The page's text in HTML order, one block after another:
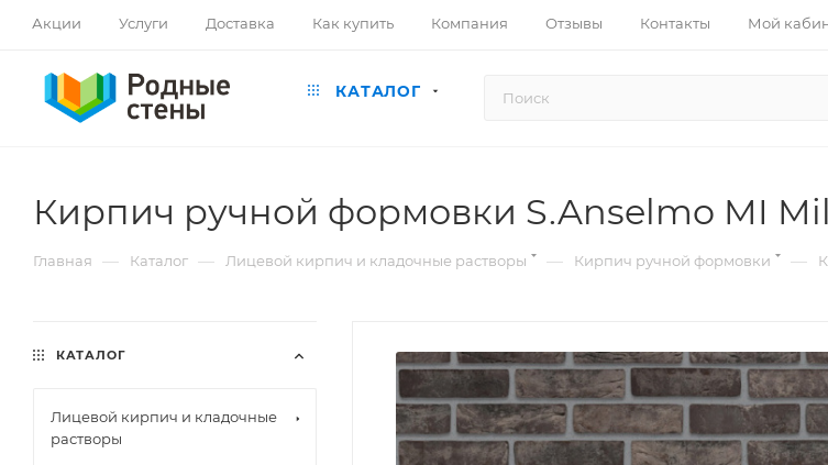
Акции Услуги Доставка Как купить Компания Отзывы Контакты Мой
КАТАЛОГ
Кирпич ручной формовки S.Anselmo MI
Главная — Каталог — Лицевой кирпич и кладочные растворы — Кирпич ручной формовки —
КАТАЛОГ
Лицевой кирпич и кладочные
растворы